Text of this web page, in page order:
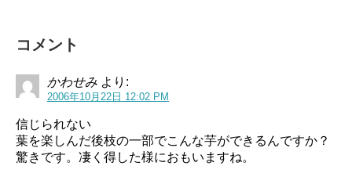
コメント
かわせみ より:
2006年10月22日 12:02 PM
信じられない
葉を楽しんだ後枝の一部でこんな芋ができるんですか？
驚きです。凄く得した様におもいますね。